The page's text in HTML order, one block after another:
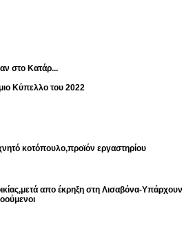
στο Κατάρ...
Κύπελλο του 2022
κοτόπουλο,προϊόν εργαστηρίου
απο έκρηξη στη Λισαβόνα-Υπάρχουν